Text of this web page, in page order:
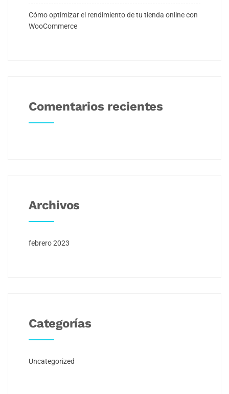
Cómo optimizar el rendimiento de tu tienda online con
WooCommerce
Comentarios recientes
Archivos
febrero 2023
Categorías
Uncategorized